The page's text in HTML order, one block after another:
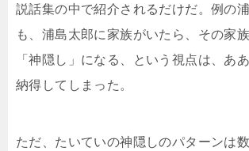
説話集の中で紹介されるだけだ。例の
も、浦島太郎に家族がいたら、その家
「神隠し」になる、という視点は、あ
納得してしまった。
ただ、たいていの神隠しのパターンは